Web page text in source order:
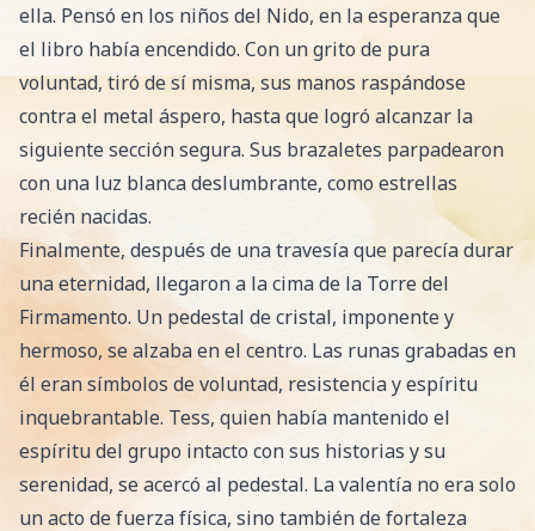
ella. Pensó en los niños del Nido, en la esperanza que
el libro había encendido. Con un grito de pura
voluntad, tiró de sí misma, sus manos raspándose
contra el metal áspero, hasta que logró alcanzar la
siguiente sección segura. Sus brazaletes parpadearon
con una luz blanca deslumbrante, como estrellas
recién nacidas.
Finalmente, después de una travesía que parecía durar
una eternidad, llegaron a la cima de la Torre del
Firmamento. Un pedestal de cristal, imponente y
hermoso, se alzaba en el centro. Las runas grabadas en
él eran símbolos de voluntad, resistencia y espíritu
inquebrantable. Tess, quien había mantenido el
espíritu del grupo intacto con sus historias y su
serenidad, se acercó al pedestal. La valentía no era solo
un acto de fuerza física, sino también de fortaleza